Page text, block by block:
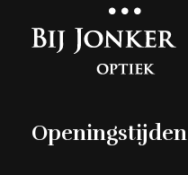
Openingstijden